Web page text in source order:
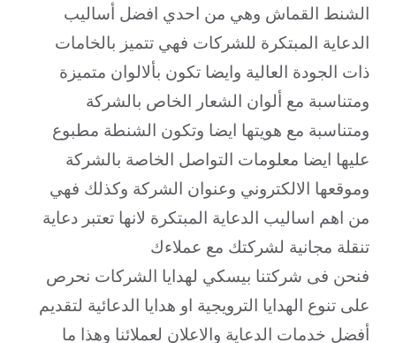
الشنط القماش وهي من احدي افضل أساليب
الدعاية المبتكرة للشركات فهي تتميز بالخامات
ذات الجودة العالية وايضا تكون بألالوان متميزة
ومتناسبة مع ألوان الشعار الخاص بالشركة
ومتناسبة مع هويتها ايضا وتكون الشنطة مطبوع
عليها ايضا معلومات التواصل الخاصة بالشركة
وموقعها الالكتروني وعنوان الشركة وكذلك فهي
من اهم اساليب الدعاية المبتكرة لانها تعتبر دعاية
تنقلة مجانية لشركتك مع عملاءك
فنحن فى شركتنا بيسكي لهدايا الشركات نحرص
على تنوع الهدايا الترويجية او هدايا الدعائية لتقديم
أفضل خدمات الدعاية والاعلان لعملائنا وهذا ما